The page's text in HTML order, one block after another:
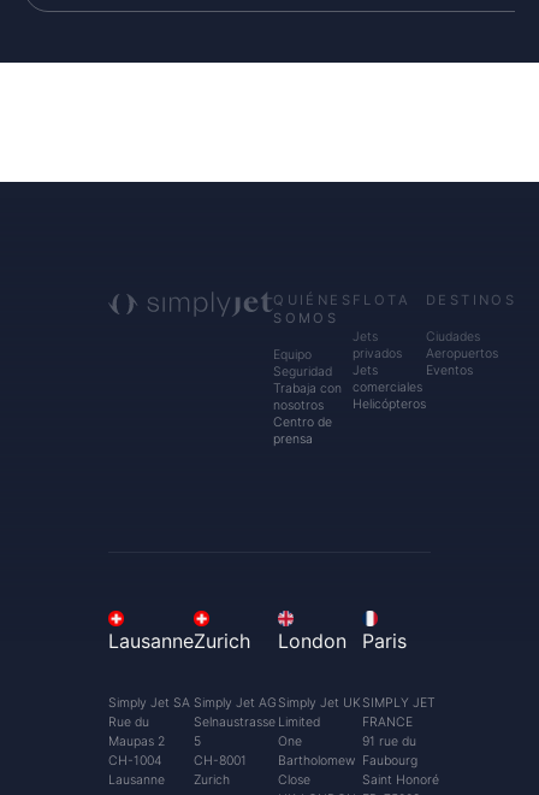
QUIÉNES
SOMOS
Equipo
Seguridad
Trabaja con
nosotros
Centro de
prensa
FLOTA
Jets
privados
Jets
comerciales
Helicópteros
DESTINOS
Ciudades
Aeropuertos
Eventos
Lausanne
Simply Jet SA
Rue du
Maupas 2
CH-1004
Lausanne
Zurich
Simply Jet AG
Selnaustrasse
5
CH-8001
Zurich
London
Simply Jet UK
Limited
One
Bartholomew
Close
Paris
SIMPLY JET
FRANCE
91 rue du
Faubourg
Saint Honoré